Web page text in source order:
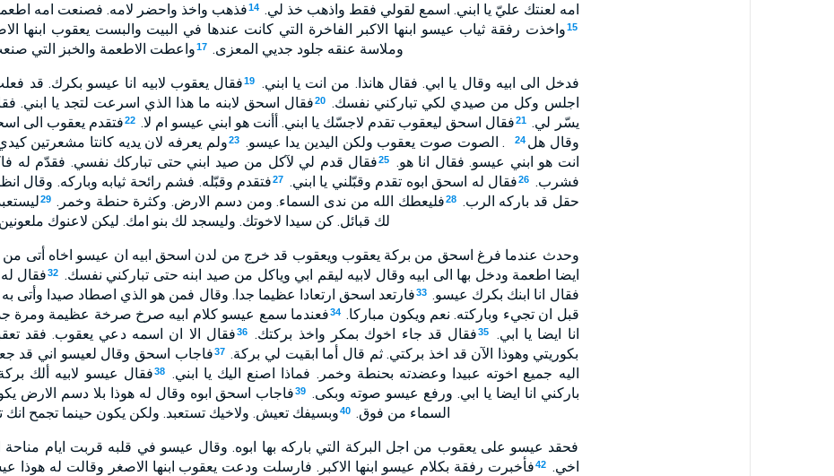
امه لعنتك عليّ يا ابني. اسمع لقولي فقط واذهب خذ لي. 14فذهب واخذ واحضر لامه. فصنعت امه
15واخذت رفقة ثياب عيسو ابنها الاكبر الفاخرة التي كانت عندها في البيت والبست يعقوب ابنها
وملاسة عنقه جلود جديي المعزى. 17واعطت الاطعمة والخبز التي
فدخل الى ابيه وقال يا ابي. فقال هانذا. من انت يا ابني. 19فقال يعقوب لابيه انا عيسو بكرك. قد
اجلس وكل من صيدي لكي تباركني نفسك. 20فقال اسحق لابنه ما هذا الذي اسرعت لتجد يا ابني.
يسّر لي. 21 فقال اسحق ليعقوب تقدم لاجسّك يا ابني. أأنت هو ابني عيسو ام لا. 22فتقدم يعقوب الى
الصوت صوت يعقوب ولكن اليدين يدا عيسو. 23 ولم يعرفه لان يديه كانتا مشعرتين كيدي عيسو اخيه. فباركه . ‎ 24 وقال هل
انت هو ابني عيسو. فقال انا هو.
25فقال قدم لي لآكل من صيد ابني حتى تباركك نفسي. فقدّم له
فشرب. 26فقال له اسحق ابوه تقدم وقبّلني يا ابني. 27فتقدم وقبّله. فشم رائحة ثيابه وباركه. وقال
حقل قد باركه الرب. 28فليعطك الله من ندى السماء. ومن دسم الارض. وكثرة حنطة وخمر. 29
لك قبائل. كن سيدا لاخوتك. وليسجد لك بنو امك. ليكن لاعنوك
وحدث عندما فرغ اسحق من بركة يعقوب ويعقوب قد خرج من لدن اسحق ابيه ان عيسو اخاه أتى
ايضا اطعمة ودخل بها الى ابيه وقال لابيه ليقم ابي وياكل من صيد ابنه حتى تباركني نفسك. 32فقال
فقال انا ابنك بكرك عيسو. 33فارتعد اسحق ارتعادا عظيما جدا. وقال فمن هو الذي اصطاد صيدا وأتى
قبل ان تجيء وباركته. نعم ويكون مباركا. 34فعندما سمع عيسو كلام ابيه صرخ صرخة عظيمة ومرة
انا ايضا يا ابي.
35فقال قد جاء اخوك بمكر واخذ بركتك. 36فقال الا ان اسمه دعي يعقوب. فقد
بكوريتي وهوذا الآن قد اخذ بركتي. ثم قال أما ابقيت لي بركة. 37فاجاب اسحق وقال لعيسو اني قد
اليه جميع اخوته عبيدا وعضدته بحنطة وخمر. فماذا اصنع اليك يا ابني.
38فقال عيسو لابيه ألك
باركني انا ايضا يا ابي. ورفع عيسو صوته وبكى. 39فاجاب اسحق ابوه وقال له هوذا بلا دسم الارض
السماء من فوق. 40وبسيفك تعيش. ولاخيك تستعبد. ولكن يكون حينما تجمح
فحقد عيسو على يعقوب من اجل البركة التي باركه بها ابوه. وقال عيسو في قلبه قربت ايام مناحة
اخي.
42فأخبرت رفقة بكلام عيسو ابنها الاكبر. فارسلت ودعت يعقوب ابنها الاصغر وقالت له